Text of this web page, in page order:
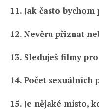
11. Jak často
12. Nevěru přiznat
13. Sleduješ filmy
14. Počet sexuálních
15. Je nějaké místo,